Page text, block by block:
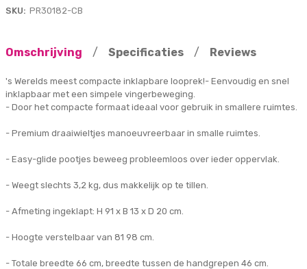
SKU: PR30182-CB
Omschrijving / Specificaties / Reviews
's Werelds meest compacte inklapbare looprek!- Eenvoudig en snel
inklapbaar met een simpele vingerbeweging.
- Door het compacte formaat ideaal voor gebruik in smallere ruimtes.
- Premium draaiwieltjes manoeuvreerbaar in smalle ruimtes.
- Easy-glide pootjes beweeg probleemloos over ieder oppervlak.
- Weegt slechts 3,2 kg, dus makkelijk op te tillen.
- Afmeting ingeklapt: H 91 x B 13 x D 20 cm.
- Hoogte verstelbaar van 81 98 cm.
- Totale breedte 66 cm, breedte tussen de handgrepen 46 cm.